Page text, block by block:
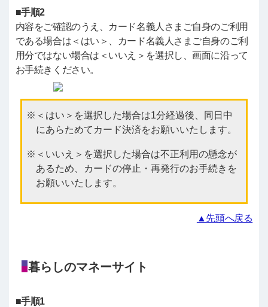
■手順2
内容をご確認のうえ、カード名義人さまご自身のご利用
である場合は＜はい＞、カード名義人さまご自身のご利
用分ではない場合は＜いいえ＞を選択し、画面に沿って
お手続きください。
＜はい＞を選択した場合は1分経過後、同日中
にあらためてカード決済をお願いいたします。
＜いいえ＞を選択した場合は不正利用の懸念が
あるため、カードの停止・再発行のお手続きを
お願いいたします。
▲先頭へ戻る
暮らしのマネーサイト
■手順1